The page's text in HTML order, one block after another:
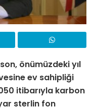
önümüzdeki yıl
ev sahipliği
itibarıyla karbon
sterlin fon